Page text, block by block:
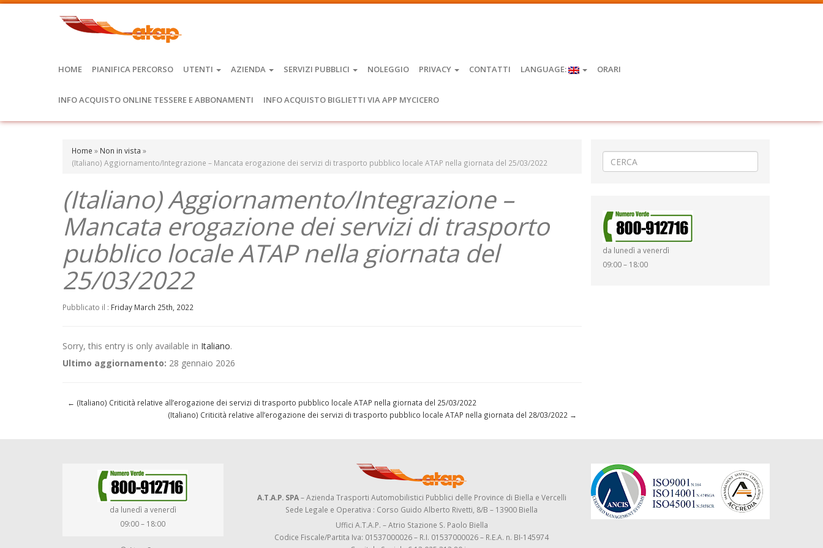
HOME PIANIFICA PERCORSO UTENTI AZIENDA SERVIZI PUBBLICI NOLEGGIO PRIVACY CONTATTI LANGUAGE: ORARI
INFO ACQUISTO ONLINE TESSERE E ABBONAMENTI INFO ACQUISTO BIGLIETTI VIA APP MYCICERO
Home » Non in vista »
(Italiano) Aggiornamento/Integrazione – Mancata erogazione dei servizi di trasporto pubblico locale ATAP nella giornata del 25/03/2022
(Italiano) Aggiornamento/Integrazione –
Mancata erogazione dei servizi di trasporto
pubblico locale ATAP nella giornata del
25/03/2022
Pubblicato il : Friday March 25th, 2022
Sorry, this entry is only available in Italiano.
Ultimo aggiornamento: 28 gennaio 2026
← (Italiano) Criticità relative all’erogazione dei servizi di trasporto pubblico locale ATAP nella giornata del 25/03/2022
(Italiano) Criticità relative all’erogazione dei servizi di trasporto pubblico locale ATAP nella giornata del 28/03/2022 →
da lunedì a venerdì
09:00 – 18:00
da lunedì a venerdì
09:00 – 18:00
A.T.A.P. SPA– Azienda Trasporti Automobilistici Pubblici delle Province di Biella e Vercelli
Sede Legale e Operativa : Corso Guido Alberto Rivetti, 8/B – 13900 Biella
Uffici A.T.A.P. – Atrio Stazione S. Paolo Biella
Codice Fiscale/Partita Iva: 01537000026 – R.I. 01537000026 – R.E.A. n. BI-145974